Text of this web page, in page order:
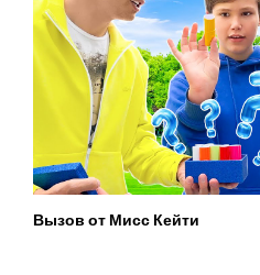
Вызов от Мисс Кейти